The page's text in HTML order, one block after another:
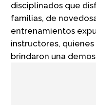
disciplinados que
familias, de
entrenamientos
instructores,
brindaron una